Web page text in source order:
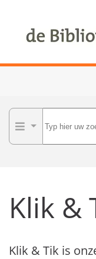
Skip to main
Klik &
Klik & Tik is